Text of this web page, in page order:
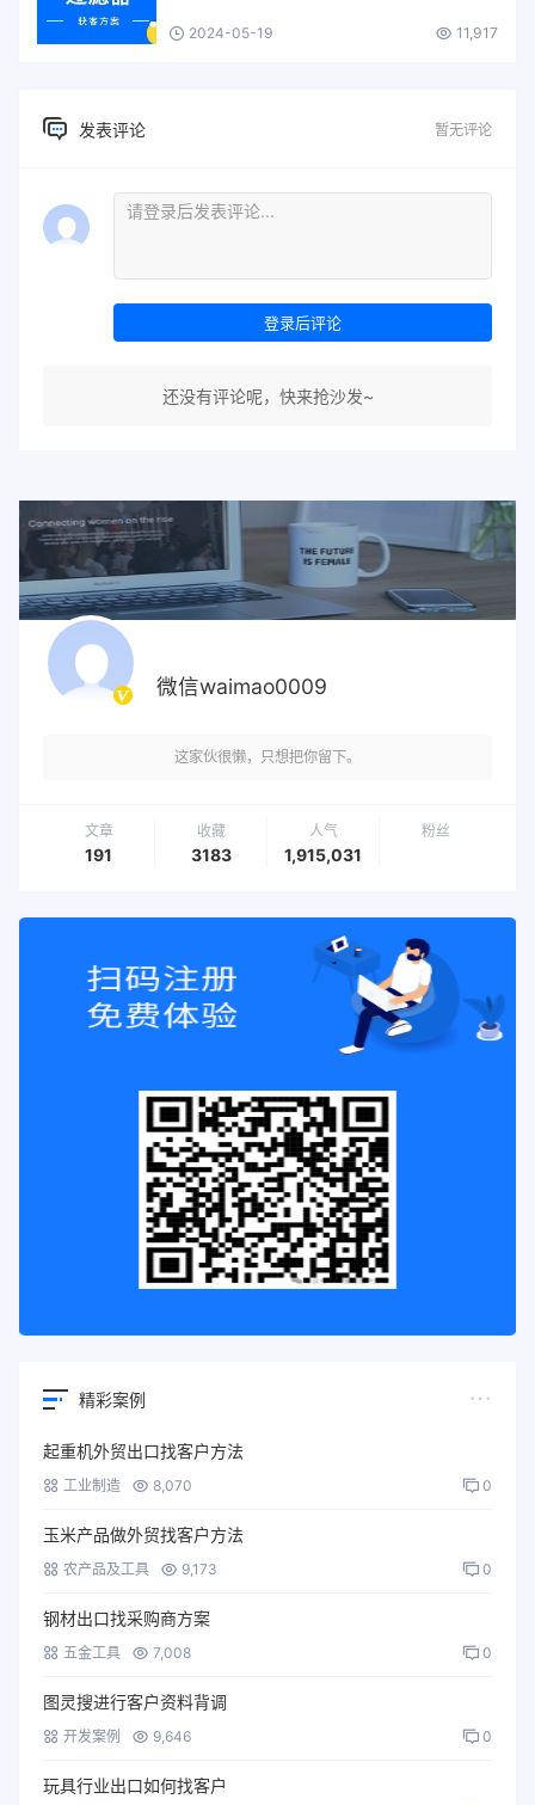
2024-05-19 11,917
发表评论 暂无评论
登录后评论
还没有评论呢，快来抢沙发~
微信waimao0009
这家伙很懒，只想把你留下。
文章
191
收藏
3183
人气
1,915,031
粉丝
精彩案例
起重机外贸出口找客户方法
工业制造 8,070 0
玉米产品做外贸找客户方法
农产品及工具 9,173 0
钢材出口找采购商方案
五金工具 7,008 0
图灵搜进行客户资料背调
开发案例 9,646 0
玩具行业出口如何找客户